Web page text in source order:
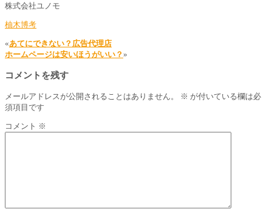
株式会社ユノモ
柚木博考
«あてにできない？広告代理店
ホームページは安いほうがいい？ »
コメントを残す
メールアドレスが公開されることはありません。 ※ が付いている欄は必
須項目です
コメント ※